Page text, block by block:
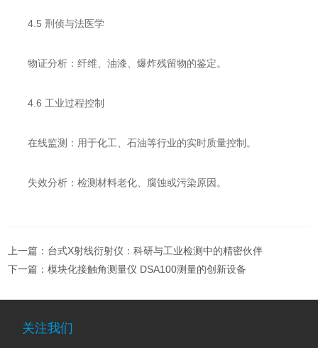
​​4.5 刑侦与法医学​​
​​物证分析​​：纤维、油漆、爆炸残留物的鉴定。
​​4.6 工业过程控制​​
​​在线监测​​：用于化工、石油等行业的实时质量控制。
​​失效分析​​：检测材料老化、腐蚀或污染原因。
上一篇： 台式X射线衍射仪：科研与工业检测中的精密伙伴
下一篇：模块化接触角测量仪 DSA100测量的创新设备
关注我们